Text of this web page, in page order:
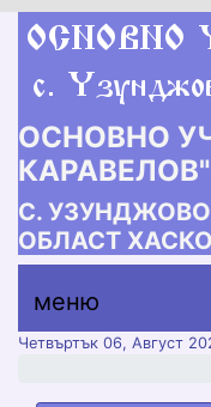
ОСНОВНО
КАРАВЕЛОВ"
С.
ОБЛАСТ
меню
меню
меню
Четвъртък 06, Август